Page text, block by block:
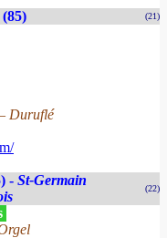
(21)
Duruflé
- St-Germain
(22)